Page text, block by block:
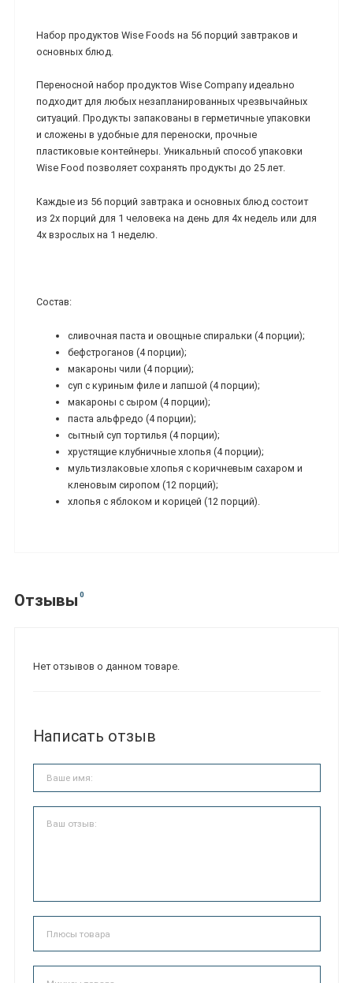
Набор продуктов Wise Foods на 56 порций завтраков и
основных блюд.
Переносной набор продуктов Wise Company идеально
подходит для любых незапланированных чрезвычайных
ситуаций. Продукты запакованы в герметичные упаковки
и сложены в удобные для переноски, прочные
пластиковые контейнеры. Уникальный способ упаковки
Wise Food позволяет сохранять продукты до 25 лет.
Каждые из 56 порций завтрака и основных блюд состоит
из 2х порций для 1 человека на день для 4х недель или для
4х взрослых на 1 неделю.
Состав:
сливочная паста и овощные спиральки (4 порции);
бефстроганов (4 порции);
макароны чили (4 порции);
суп с куриным филе и лапшой (4 порции);
макароны с сыром (4 порции);
паста альфредо (4 порции);
сытный суп тортилья (4 порции);
хрустящие клубничные хлопья (4 порции);
мультизлаковые хлопья с коричневым сахаром и
кленовым сиропом (12 порций);
хлопья с яблоком и корицей (12 порций).
Отзывы 0
Нет отзывов о данном товаре.
Написать отзыв